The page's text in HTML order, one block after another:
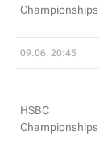
Championships
09.06, 20:45
HSBC
Championships